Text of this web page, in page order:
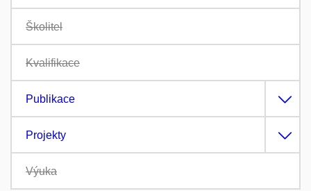
Školitel
Kvalifikace
Publikace
Projekty
Výuka